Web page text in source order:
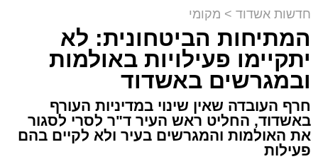
חדשות אשדוד > מקומי
המתיחות הביטחונית: לא
יתקיימו פעילויות באולמות
ובמגרשים באשדוד
חרף העובדה שאין שינוי במדיניות העורף
באשדוד, החליט ראש העיר ד"ר לסרי לסגור
את האולמות והמגרשים בעיר ולא לקיים בהם
פעילות